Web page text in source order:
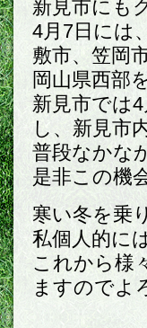
新見市にも
4月7日には
敷市、笠岡
岡山県西部
新見市では
し、新見市
普段なかな
是非この機
寒い冬を乗
私個人的に
これから様
ますのでよ